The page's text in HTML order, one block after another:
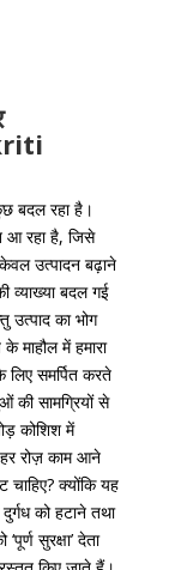
बदल रहा है।
आ रहा है, जिसे
उत्पादन बढ़ाने
व्याख्या बदल गई
उत्पाद का भोग
में हमारा
समर्पित करते
की सामग्रियों से
कोशिश में
रोज़ काम आने
क्योंकि यह
को हटाने तथा
सुरक्षा’ देता